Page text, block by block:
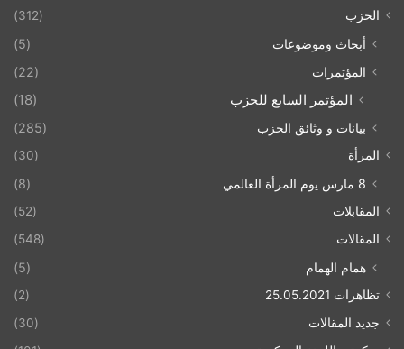
الحزب (312)
أبحاث وموضوعات
(5)
المؤتمرات
(22)
المؤتمر السابع للحزب (18)
بيانات و وثائق الحزب (285)
المرأة (30)
8 مارس يوم المرأة العالمي (8)
المقابلات
(52)
المقالات
(548)
همام الهمام (5)
تظاهرات 25.05.2021
(2)
جديد المقالات
(30)